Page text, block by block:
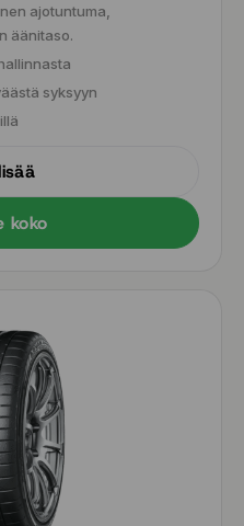
ajotuntuma,
äänitaso.
syksyyn
koko